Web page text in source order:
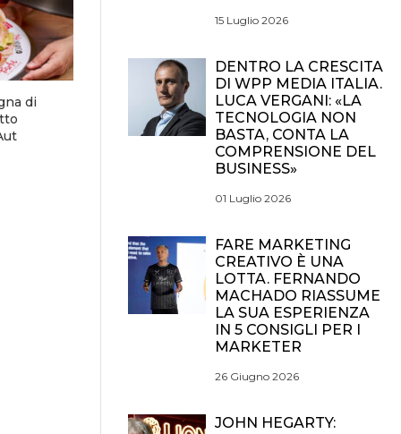
di
15 Luglio 2026
DENTRO LA CRESCITA
DI WPP MEDIA ITALIA.
LUCA VERGANI: «LA
TECNOLOGIA NON
BASTA, CONTA LA
COMPRENSIONE DEL
BUSINESS»
01 Luglio 2026
FARE MARKETING
CREATIVO È UNA
LOTTA. FERNANDO
MACHADO RIASSUME
LA SUA ESPERIENZA
IN 5 CONSIGLI PER I
MARKETER
26 Giugno 2026
JOHN HEGARTY: